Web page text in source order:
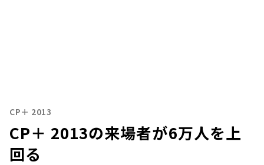
CP＋ 2013
CP＋ 2013の来場者が6万人を上
回る